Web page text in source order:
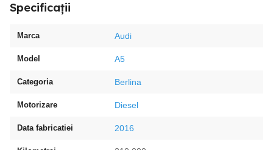
Specificații
Marca Audi
Model A5
Categoria Berlina
Motorizare Diesel
Data fabricatiei 2016